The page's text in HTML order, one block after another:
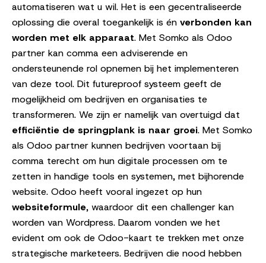
automatiseren wat u wil. Het is een gecentraliseerde
oplossing die overal toegankelijk is én verbonden kan
worden met elk apparaat. Met Somko als Odoo
partner kan comma een adviserende en
ondersteunende rol opnemen bij het implementeren
van deze tool. Dit futureproof systeem geeft de
mogelijkheid om bedrijven en organisaties te
transformeren. We zijn er namelijk van overtuigd dat
efficiëntie de springplank is naar groei. Met Somko
als Odoo partner kunnen bedrijven voortaan bij
comma terecht om hun digitale processen om te
zetten in handige tools en systemen, met bijhorende
website. Odoo heeft vooral ingezet op hun
websiteformule, waardoor dit een challenger kan
worden van Wordpress. Daarom vonden we het
evident om ook de Odoo-kaart te trekken met onze
strategische marketeers. Bedrijven die nood hebben